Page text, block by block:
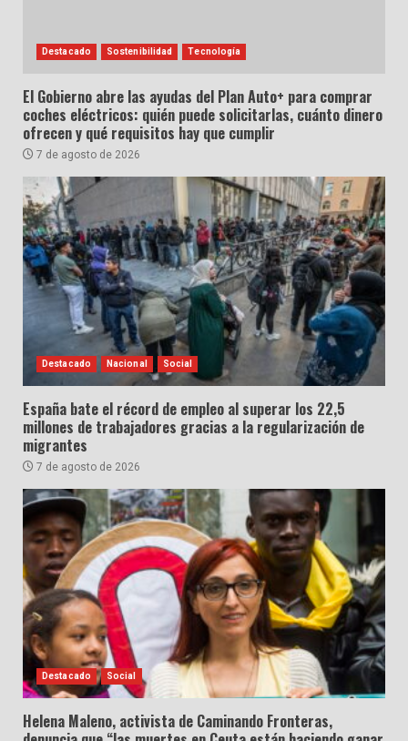
Destacado Sostenibilidad Tecnología
El Gobierno abre las ayudas del Plan Auto+ para comprar
coches eléctricos: quién puede solicitarlas, cuánto dinero
ofrecen y qué requisitos hay que cumplir
7 de agosto de 2026
Destacado Nacional Social
España bate el récord de empleo al superar los 22,5
millones de trabajadores gracias a la regularización de
migrantes
7 de agosto de 2026
Destacado Social
Helena Maleno, activista de Caminando Fronteras,